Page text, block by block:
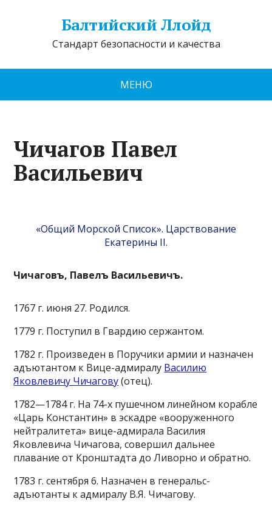
Балтийский Ллойд
Стандарт безопасности и качества
МЕНЮ
Чичагов Павел
Васильевич
«Общий Морской Список». Царствование
Екатерины II.
Чичаговъ, Павелъ Васильевичъ.
1767 г. июня 27. Родился.
1779 г. Поступил в Гвардию сержантом.
1782 г. Произведен в Поручики армии и назначен
адъютантом к Вице-адмиралу Василию
Яковлевичу Чичагову(отец).
1782—1784 г. На 74-х пушечном линейном корабле
«Царь Константин» в эскадре «вооруженного
нейтралитета» вице-адмирала Василия
Яковлевича Чичагова, совершил дальнее
плавание от Кронштадта до Ливорно и обратно.
1783 г. сентября 6. Назначен в генеральс-
адъютанты к адмиралу В.Я. Чичагову.